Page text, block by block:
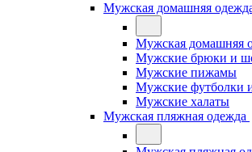
Мужская домашняя
Мужская домашняя
Мужские брюки и
Мужские пижамы
Мужские футболки
Мужские халаты
Мужская пляжная одежда